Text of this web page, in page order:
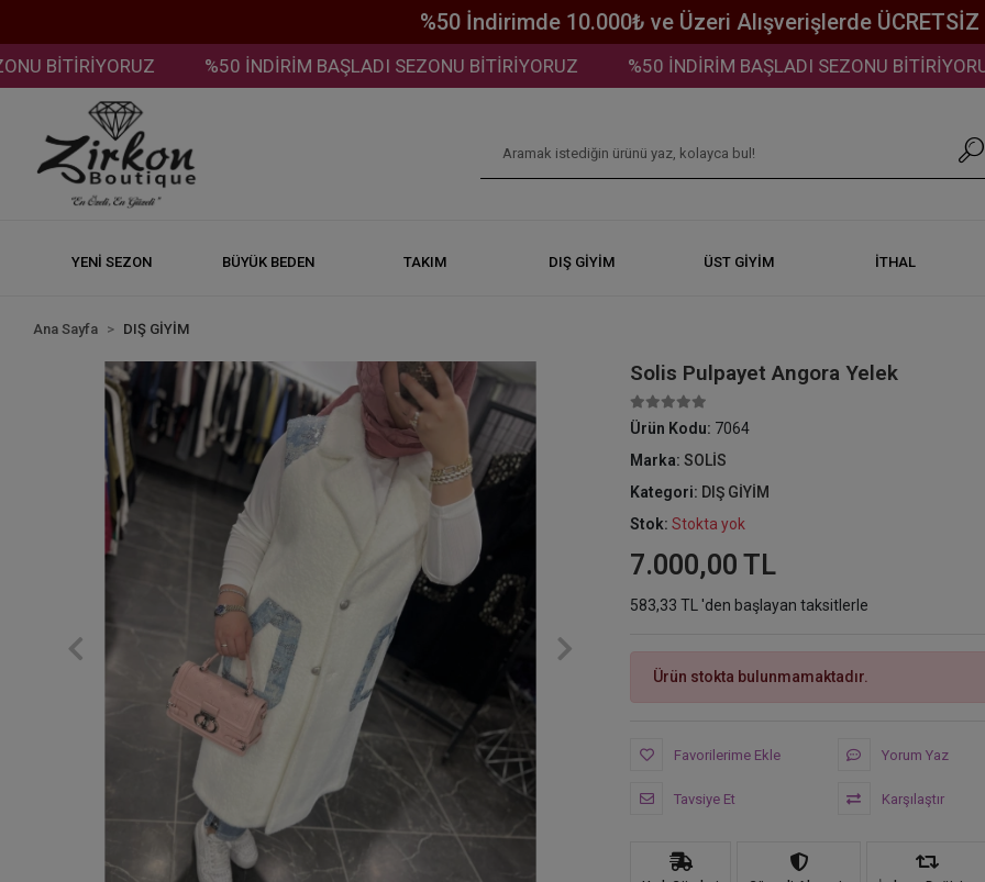
%50 İndirimde 10.000₺ ve Üzeri Alışverişlerde ÜCRETSİZ
%50 İNDİRİM BAŞLADI SEZONU BİTİRİYORUZ %50 İNDİRİM BAŞLADI SEZONU BİTİRİYORUZ
YENİ SEZON BÜYÜK BEDEN TAKIM DIŞ GİYİM ÜST GİYİM İTHAL
Ana Sayfa DIŞ GİYİM
Solis Pulpayet Angora Yelek
Ürün Kodu: 7064
Marka:SOLİS
Kategori: DIŞ GİYİM
Stok:Stokta yok
7.000,00 TL
583,33 TL 'den başlayan taksitlerle
Ürün stokta bulunmamaktadır.
Favorilerime Ekle
Tavsiye Et
Yorum Yaz
Karşılaştır